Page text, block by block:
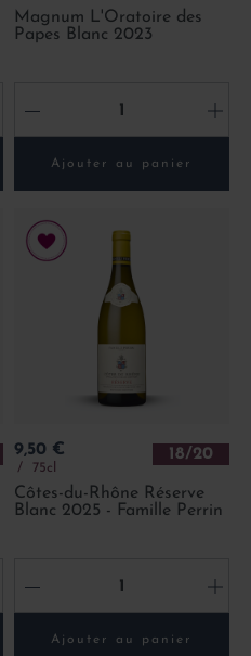
Magnum L'Oratoire des
Papes Blanc 2023
- +
Ajouter au panier
Prix
9,50 €
75cl
18/20
Côtes-du-Rhône Réserve
Blanc 2025 - Famille Perrin
- +
Ajouter au panier